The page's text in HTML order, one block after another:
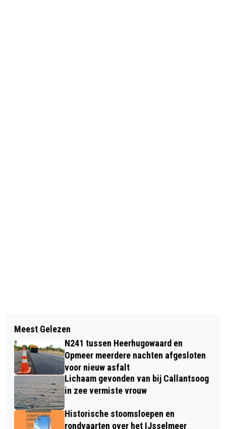
HONDERDDUIZENDEN MENSEN VIEREN
BURENDAG
EXPLOSIE EN BRAND BIJ
SPORTSCHOOL DYNAMIC FIT IN
ALKMAAR
Meest Gelezen
N241 tussen Heerhugowaard en
Opmeer meerdere nachten afgesloten
voor nieuw asfalt
Lichaam gevonden van bij Callantsoog
in zee vermiste vrouw
Historische stoomsloepen en
rondvaarten over het IJsselmeer